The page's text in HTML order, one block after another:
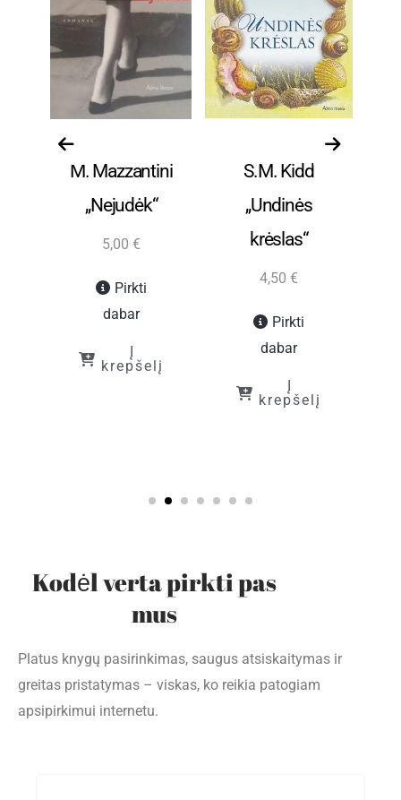
Grožinė literatūra
M. Mazzantini
„Nejudėk“
5,00 €
Pirkti
dabar
krepšelį
Grožinė literatūra
S.M. Kidd
„Undinės
krėslas“
4,50 €
Pirkti
dabar
krepšelį
Kodėl verta pirkti pas
mus
Platus knygų pasirinkimas, saugus atsiskaitymas ir
greitas pristatymas – viskas, ko reikia patogiam
apsipirkimui internetu.